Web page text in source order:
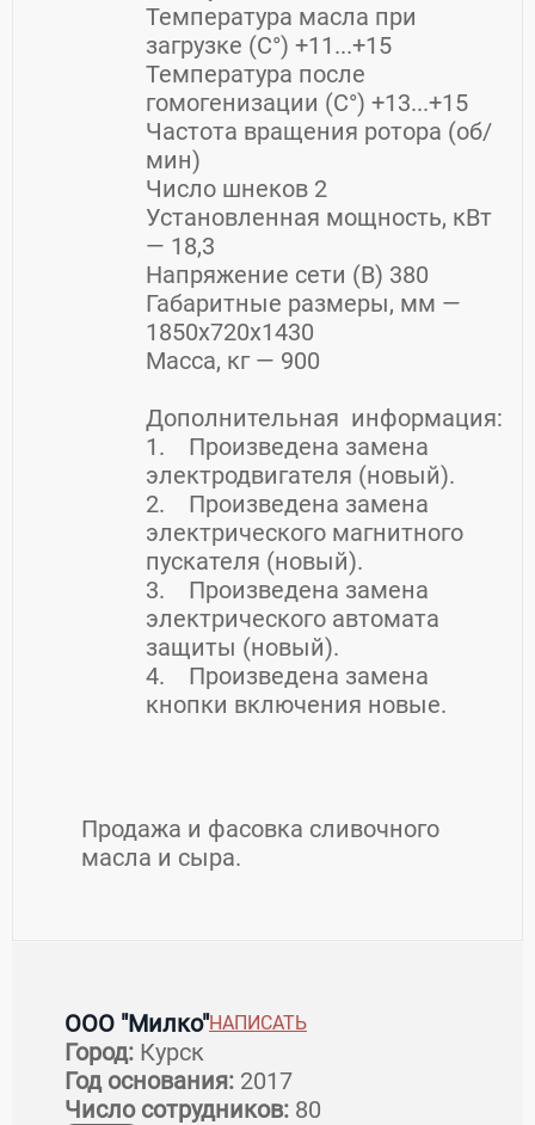
Температура масла при
загрузке (С°) +11...+15
Температура после
гомогенизации (С°) +13...+15
Частота вращения ротора (об/
мин)
Число шнеков 2
Установленная мощность, кВт
— 18,3
Напряжение сети (В) 380
Габаритные размеры, мм —
1850х720х1430
Масса, кг — 900
Дополнительная информация:
1. Произведена замена
электродвигателя (новый).
2. Произведена замена
электрического магнитного
пускателя (новый).
3. Произведена замена
электрического автомата
защиты (новый).
4. Произведена замена
кнопки включения новые.
Продажа и фасовка сливочного
масла и сыра.
Страна:РоссияРегион:
Город:Курск
ООО "Милко"НАПИСАТЬ
Город: Курск
Год основания: 2017
Число сотрудников: 80